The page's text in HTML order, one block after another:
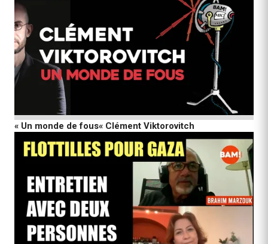
« Un monde de fous« Clément Viktorovitch